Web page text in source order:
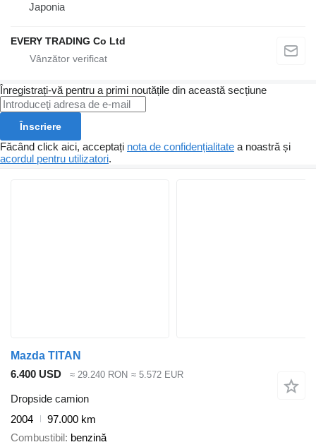
Japonia
EVERY TRADING Co Ltd
Înregistrați-vă pentru a primi noutățile din această secțiune
Înscriere
Făcând click aici, acceptați nota de confidențialitate a noastră și
acordul pentru utilizatori.
Mazda TITAN
6.400 USD
≈ 29.240 RON ≈ 5.572 EUR
Dropside camion
2004
97.000 km
Combustibil benzină